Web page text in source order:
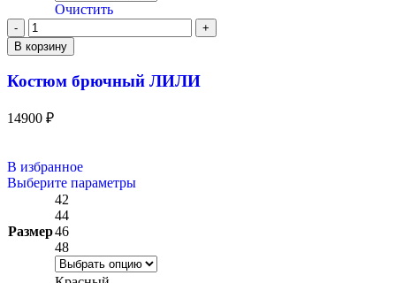
Очистить
В корзину
Костюм брючный ЛИЛИ
14900 ₽
В избранное
Выберите параметры
Размер
42
44
46
48